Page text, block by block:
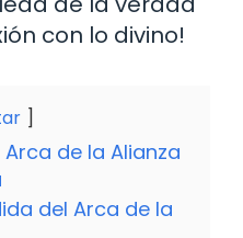
con lo divino!
de la Alianza
del Arca de la